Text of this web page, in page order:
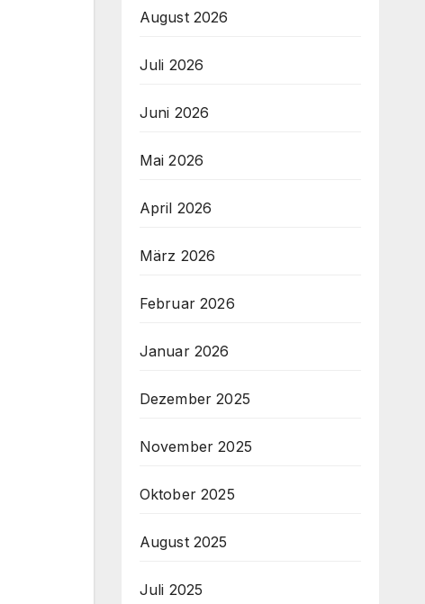
August 2026
Juli 2026
Juni 2026
Mai 2026
April 2026
März 2026
Februar 2026
Januar 2026
Dezember 2025
November 2025
Oktober 2025
August 2025
Juli 2025